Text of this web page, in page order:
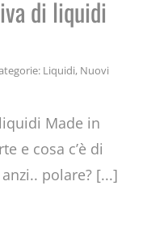
di liquidi
Liquidi, Nuovi
Made in
e cosa c’è di
polare? [...]
Vaperz